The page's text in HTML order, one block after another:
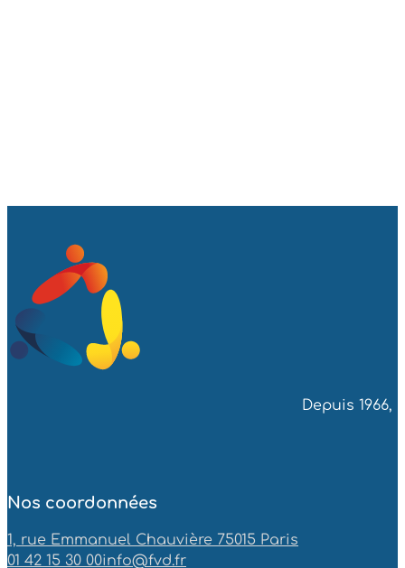
Depuis
Nos coordonnées
1, rue Emmanuel Chauvière 75015 Paris
01 42 15 30 00info@fvd.fr